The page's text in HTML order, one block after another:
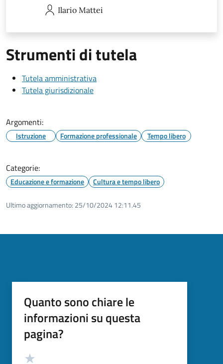
Ilario Mattei
Strumenti di tutela
Tutela amministrativa
Tutela giurisdizionale
Argomenti:
Istruzione Formazione professionale Tempo libero
Categorie:
Educazione e formazione Cultura e tempo libero
Ultimo aggiornamento: 25/10/2024 12:11.45
Quanto sono chiare le
informazioni su questa
pagina?
Valutazione